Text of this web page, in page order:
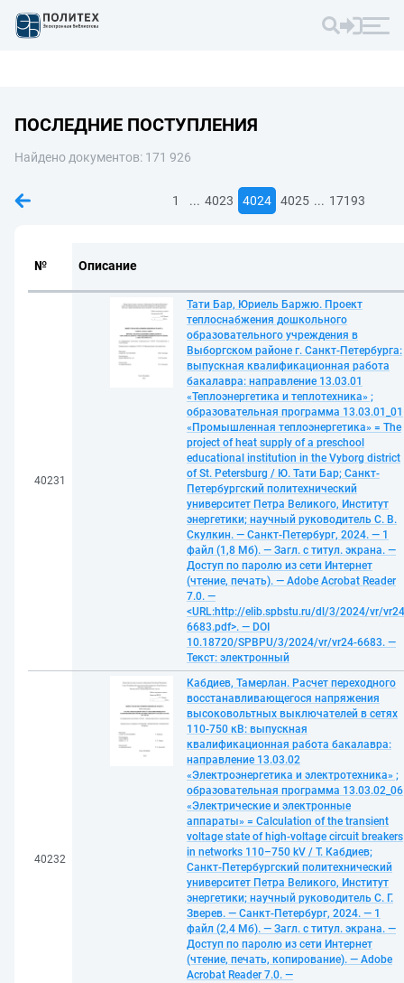
ПОСЛЕДНИЕ ПОСТУПЛЕНИЯ
Найдено документов: 171 926
1 ... 4023 4024 4025 ... 17193
№ Описание
40231
Тати Бар, Юриель Баржю. Проект
теплоснабжения дошкольного
образовательного учреждения в
Выборгском районе г. Санкт-Петербурга:
выпускная квалификационная работа
бакалавра: направление 13.03.01
«Теплоэнергетика и теплотехника» ;
образовательная программа 13.03.01_01
«Промышленная теплоэнергетика» = The
project of heat supply of a preschool
educational institution in the Vyborg district
of St. Petersburg / Ю. Тати Бар; Санкт-
Петербургский политехнический
университет Петра Великого, Институт
энергетики; научный руководитель С. В.
Скулкин. — Санкт-Петербург, 2024. — 1
файл (1,8 Мб). — Загл. с титул. экрана. —
Доступ по паролю из сети Интернет
(чтение, печать). — Adobe Acrobat Reader
7.0. —
<URL:http://elib.spbstu.ru/dl/3/2024/vr/
6683.pdf>. — DOI
10.18720/SPBPU/3/2024/vr/vr24-6683. —
Текст: электронный
40232
Кабдиев, Тамерлан. Расчет переходного
восстанавливающегося напряжения
высоковольтных выключателей в сетях
110-750 кВ: выпускная
квалификационная работа бакалавра:
направление 13.03.02
«Электроэнергетика и электротехника» ;
образовательная программа 13.03.02_06
«Электрические и электронные
аппараты» = Calculation of the transient
voltage state of high-voltage circuit breakers
in networks 110–750 kV / Т. Кабдиев;
Санкт-Петербургский политехнический
университет Петра Великого, Институт
энергетики; научный руководитель С. Г.
Зверев. — Санкт-Петербург, 2024. — 1
файл (2,4 Мб). — Загл. с титул. экрана. —
Доступ по паролю из сети Интернет
(чтение, печать, копирование). — Adobe
Acrobat Reader 7.0. —